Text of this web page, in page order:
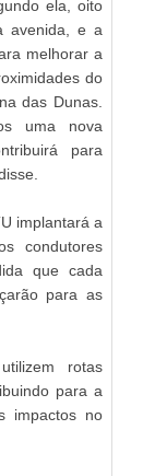
ela, oito
avenida, e a
melhorar a
do
das Dunas.
uma nova
para
implantará a
condutores
que cada
para as
rotas
para a
impactos no